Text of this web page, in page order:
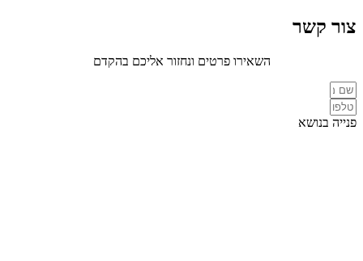
צור קשר
השאירו פרטים ונחזור אליכם בהקדם
פנייה בנושא